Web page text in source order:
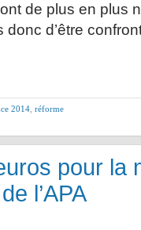
de plus en plus
donc d’être
2014 réforme
pour la
l’APA